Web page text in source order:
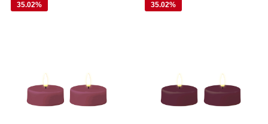
35.02% 35.02%